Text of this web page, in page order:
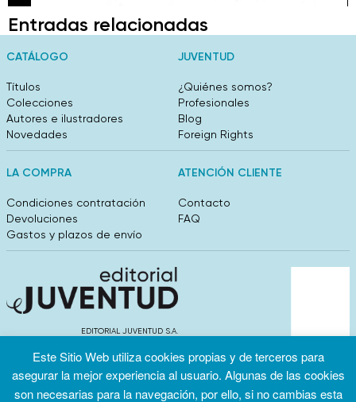
Entradas relacionadas
CATÁLOGO
Títulos
Colecciones
Autores e ilustradores
Novedades
JUVENTUD
¿Quiénes somos?
Profesionales
Blog
Foreign Rights
LA COMPRA
Condiciones contratación
Devoluciones
Gastos y plazos de envío
ATENCIÓN CLIENTE
Contacto
FAQ
EDITORIAL JUVENTUD S.A.
info@editorialjuventud.es
(+34) 93 444 18 00
Este Sitio Web utiliza cookies propias y de terceros para
asegurar la mejor experiencia al usuario. Algunas de las cookies
son necesarias para la navegación, por ello, si no cambias esta